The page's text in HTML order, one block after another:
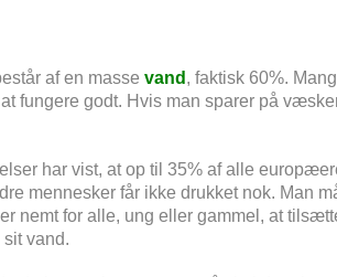
af en masse vand , faktisk 60%.
fungere godt. Hvis man sparer på
har vist, at op til 35% af alle
mennesker får ikke drukket nok. Man
nemt for alle, ung eller gammel, at
vand.